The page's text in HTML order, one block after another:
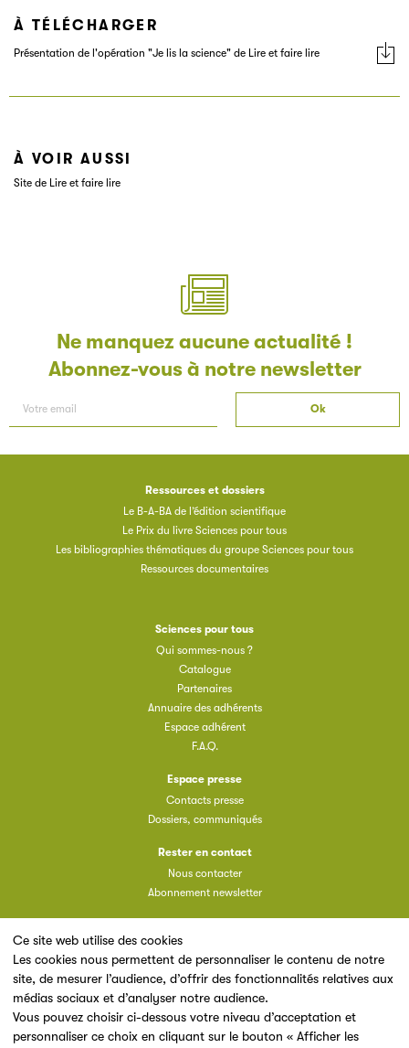
Ce site web utilise des cookies
Les cookies nous permettent de personnaliser le contenu de notre
site, de mesurer l’audience, d’offrir des fonctionnalités relatives aux
médias sociaux et d’analyser notre audience.
Vous pouvez choisir ci-dessous votre niveau d’acceptation et
personnaliser ce choix en cliquant sur le bouton « Afficher les
À TÉLÉCHARGER
Présentation de l'opération "Je lis la science" de Lire et faire lire
À VOIR AUSSI
Site de Lire et faire lire
Ne manquez aucune actualité !
Abonnez-vous à notre newsletter
Ressources et dossiers
Le B-A-BA de l’édition scientifique
Le Prix du livre Sciences pour tous
Les bibliographies thématiques du groupe Sciences pour tous
Ressources documentaires
Sciences pour tous
Qui sommes-nous ?
Catalogue
Partenaires
Annuaire des adhérents
Espace adhérent
F.A.Q.
Espace presse
Contacts presse
Dossiers, communiqués
Rester en contact
Nous contacter
Abonnement newsletter
Un site du